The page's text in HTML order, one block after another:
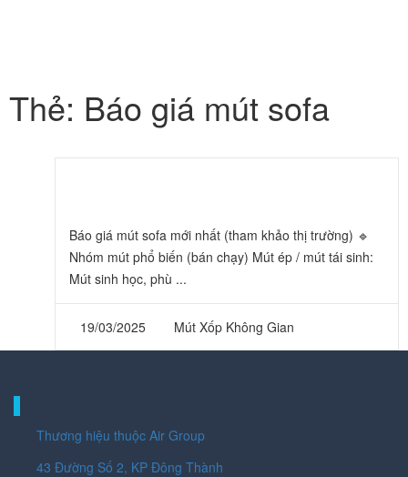
Thẻ: Báo giá mút sofa
Báo giá mút sofa mới nhất (tham khảo thị trường) 🔹
Nhóm mút phổ biến (bán chạy) Mút ép / mút tái sinh:
Mút sinh học, phù ...
19/03/2025 Mút Xốp Không Gian
Thương hiệu thuộc Air Group
43 Đường Số 2, KP Đông Thành